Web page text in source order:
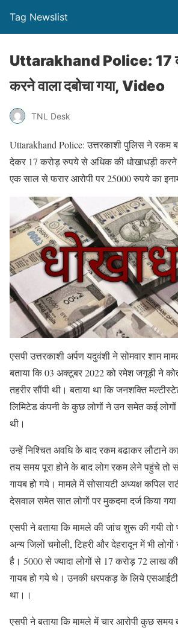
Tag Newslist
Uttarakhand Police: 17
करने वाला दबोचा गया, Video
TNL Desk
Uttarakhand Police: उत्तरकाशी पुलिस ने रकम
देकर 17 करोड़ रुपये से अधिक की धोखाधड़ी करने
एक साल से फरार आरोपी पर 25000 रुपये का
एसपी उत्तरकाशी अर्पण यदुवंशी ने सोमवार शाम
बताया कि 03 अक्टूबर 2022 को रमेश जगूड़ी ने
तहरीर सौंपी थी। बताया था कि जनशक्ति
लिमिटेड कंपनी के कुछ लोगों ने उन समेत कई
थी।
उन्हें निश्चित अवधि के बाद रकम बढाकर लौटाने का
तय समय पूरा होने के बाद लोग रकम लेने पहुंचे तो
गायब हो गये। मामले में सोसायटी अध्यक्ष कपिल
देसवाल समेत सात लोगों पर मुकदमा दर्ज किया
एसपी ने बताया कि मामले की जांच शुरू की गयी तो
अन्य जिलों चमोली, टिहरी और देहरादून में भी
है। 5000 से ज्यादा लोगों से 17 करोड़ 72 लाख
गायब हो गये थे। उनकी धरपकड़ के लिये एसआईटी
था।।
एसपी ने बताया कि मामले में चार आरोपी कुछ समय